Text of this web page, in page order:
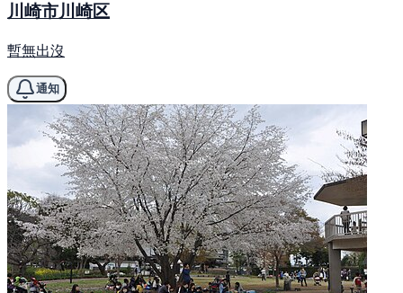
川崎市川崎区
暫無出沒
通知